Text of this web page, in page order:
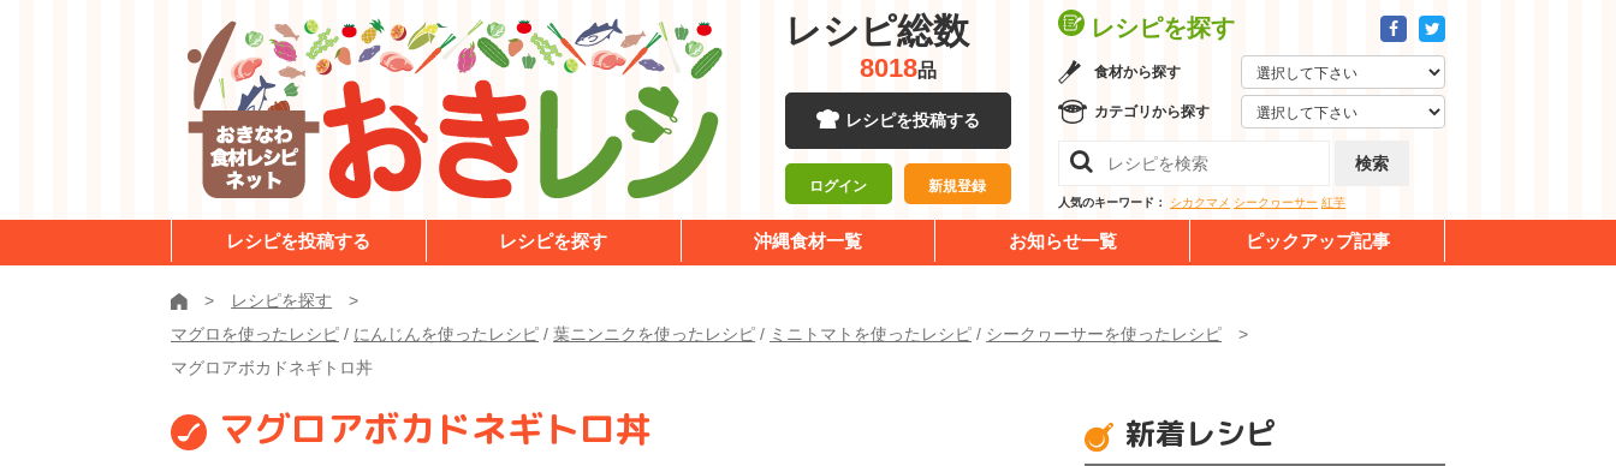
レシピ総数
8018品
レシピを投稿する
ログイン 新規登録
レシピを探す
食材から探す
カテゴリから探す
検索
人気のキーワード： シカクマメ シークヮーサー 紅芋
レシピを投稿する レシピを探す 沖縄食材一覧 お知らせ一覧 ピックアップ記事
レシピを探す
マグロを使ったレシピ / にんじんを使ったレシピ / 葉ニンニクを使ったレシピ / ミニトマトを使ったレシピ / シークヮーサーを使ったレシピ
マグロアボカドネギトロ丼
マグロアボカドネギトロ丼 新着レシピ